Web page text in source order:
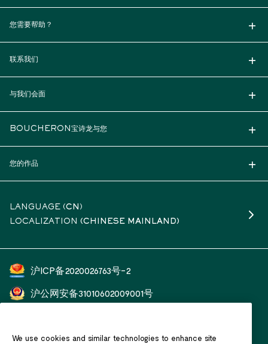
您需要帮助？
联系我们
与我们会面
BOUCHERON宝诗龙与您
您的作品
LANGUAGE (CN )
LOCALIZATION (CHINESE MAINLAND)
沪ICP备2020026763号-2
沪公网安备31010602009001号
We use cookies and similar technologies to enhance site